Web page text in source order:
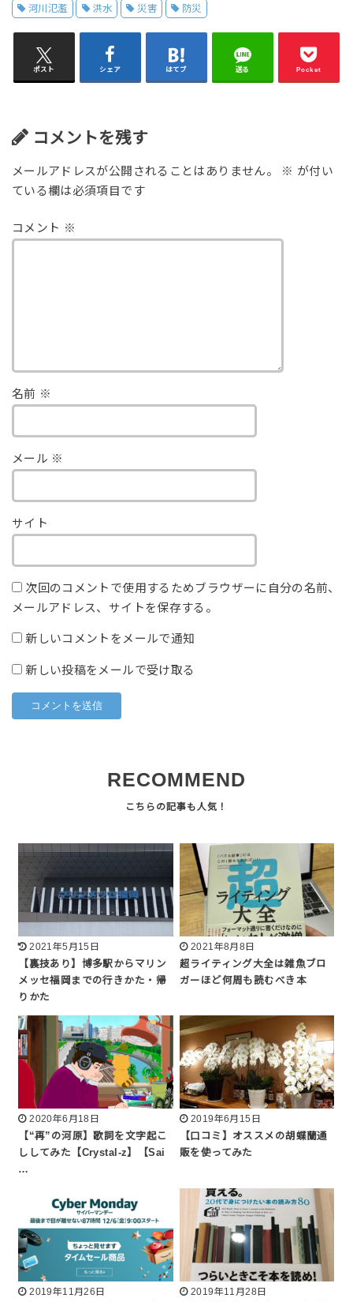
河川氾濫 洪水 災害 防災
ポスト シェア はてブ 送る Pocket
コメントを残す
メールアドレスが公開されることはありません。 ※ が付い
ている欄は必須項目です
コメント ※
名前 ※
メール ※
サイト
次回のコメントで使用するためブラウザーに自分の名前、
メールアドレス、サイトを保存する。
新しいコメントをメールで通知
新しい投稿をメールで受け取る
RECOMMEND
2021年5月15日
【裏技あり】博多駅からマリン
メッセ福岡までの行きかた・帰
りかた
2021年8月8日
超ライティング大全は雑魚ブロ
ガーほど何周も読むべき本
2020年6月18日
【“再”の河原】歌詞を文字起こ
ししてみた【Crystal-z】【Sai
…
2019年6月15日
【口コミ】オススメの胡蝶蘭通
販を使ってみた
2019年11月26日
2019年11月28日